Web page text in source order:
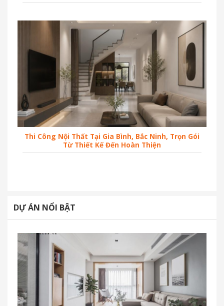
Thi Công Nội Thất Tại Gia Bình, Bắc Ninh, Trọn Gói
Từ Thiết Kế Đến Hoàn Thiện
DỰ ÁN NỔI BẬT